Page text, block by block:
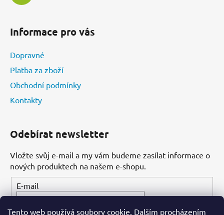
Tento web používá soubory cookie. Dalším procházením
Informace pro vás
Dopravné
Platba za zboží
Obchodní podmínky
Kontakty
Odebírat newsletter
Vložte svůj e-mail a my vám budeme zasílat informace o
nových produktech na našem e-shopu.
E-mail